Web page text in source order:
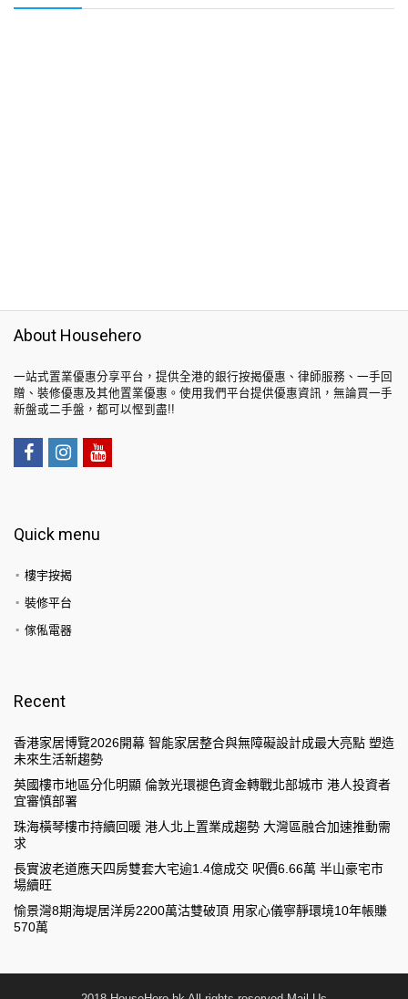
About Househero
一站式置業優惠分享平台，提供全港的銀行按揭優惠、律師服務、一手回
贈、裝修優惠及其他置業優惠。使用我們平台提供優惠資訊，無論買一手
新盤或二手盤，都可以慳到盡!!
Quick menu
樓宇按揭
裝修平台
傢俬電器
Recent
香港家居博覽2026開幕 智能家居整合與無障礙設計成最大亮點 塑造
未來生活新趨勢
英國樓市地區分化明顯 倫敦光環褪色資金轉戰北部城市 港人投資者
宜審慎部署
珠海橫琴樓市持續回暖 港人北上置業成趨勢 大灣區融合加速推動需
求
長實波老道應天四房雙套大宅逾1.4億成交 呎價6.66萬 半山豪宅市
場續旺
愉景灣8期海堤居洋房2200萬沽雙破頂 用家心儀寧靜環境10年帳賺
570萬